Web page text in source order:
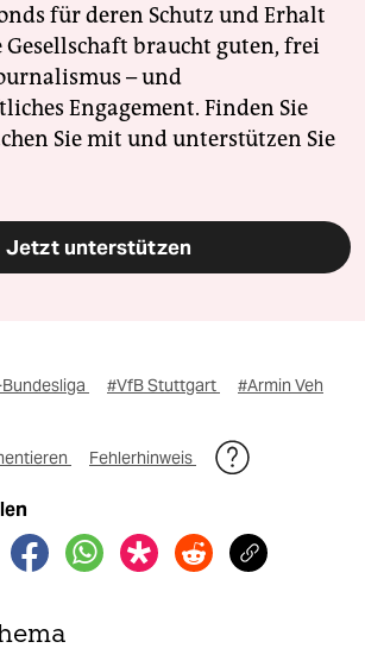
für deren Schutz und Erhalt
Gesellschaft braucht guten, frei
– und
Engagement. Finden Sie
Sie mit und unterstützen Sie
Jetzt unterstützen
#VfB Stuttgart #Armin Veh
Fehlerhinweis